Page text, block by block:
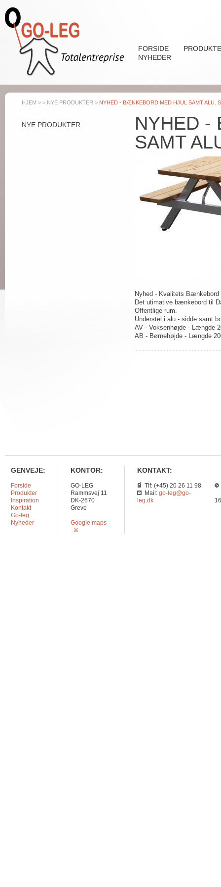
FORSIDE
NYHEDER
HJEM > > NYE PRODUKTER > NYHED - BÆNKEBORD MED HJUL SAMT ALU.
NYE PRODUKTER
NYHED -
SAMT
Nyhed - Kvalitets Bænkebord
Det utimative bænkebord til
Offentlige rum.
Understel i alu - sidde samt
AV - Voksenhøjde - Længde
AB - Børnehøjde - Længde
GENVEJE:
Forside
Produkter
Inspiration
Kontakt
Go-leg
Nyheder
KONTOR:
GO-LEG
Rammsvej 11
DK-2670
Greve
Google maps
KONTAKT:
Tlf: (+45) 20 26 11 98
Mail: go-leg@go-
leg.dk